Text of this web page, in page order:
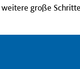
große